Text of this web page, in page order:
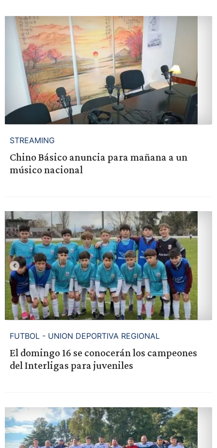
STREAMING
Chino Básico anuncia para mañana a un
músico nacional
FUTBOL - UNION DEPORTIVA REGIONAL
El domingo 16 se conocerán los campeones
del Interligas para juveniles